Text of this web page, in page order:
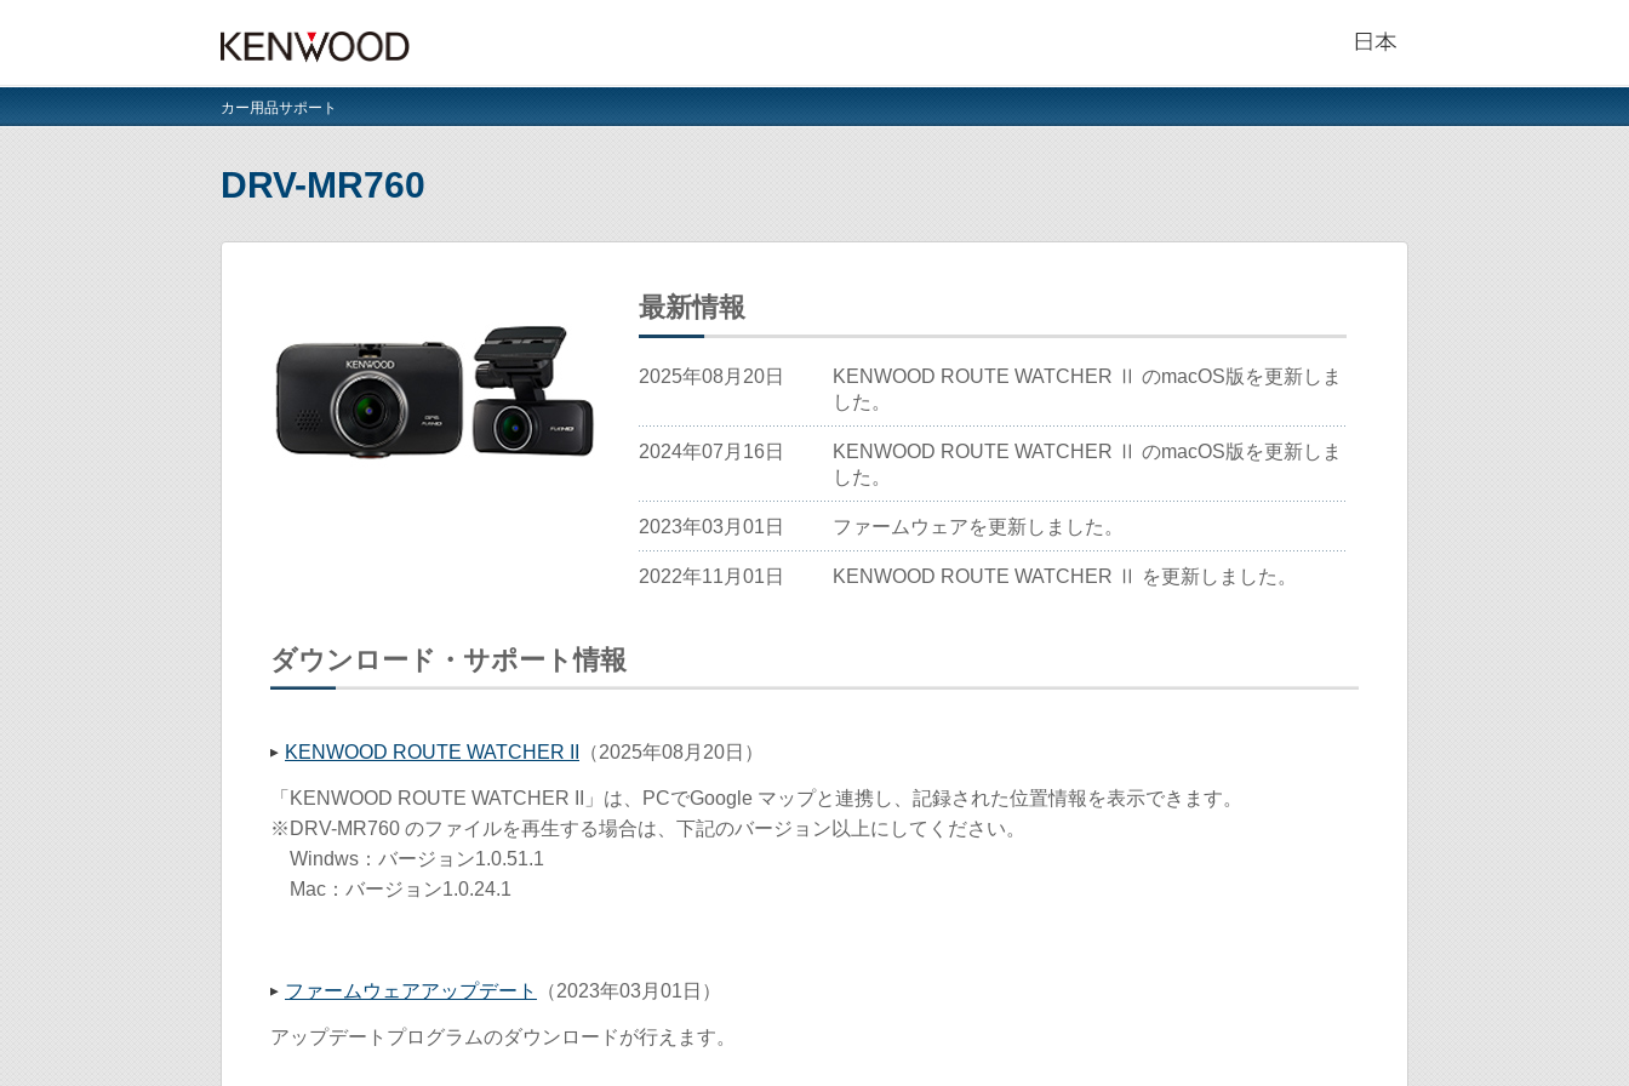
カー用品サポート
DRV-MR760
最新情報
2025年08月20日
KENWOOD ROUTE WATCHER Ⅱ のmacOS版を更新しま
した。
2024年07月16日
KENWOOD ROUTE WATCHER Ⅱ のmacOS版を更新しま
した。
2023年03月01日 ファームウェアを更新しました。
2022年11月01日 KENWOOD ROUTE WATCHER Ⅱ を更新しました。
2021年03月22日 サポートページを公開しました。
ダウンロード・サポート情報
KENWOOD ROUTE WATCHER II （2025年08月20日）
「KENWOOD ROUTE WATCHER II」は、PCでGoogle マップと連携し、記録された位置情報を表示できます。
※DRV-MR760 のファイルを再生する場合は、下記のバージョン以上にしてください。
Windws：バージョン1.0.51.1
Mac：バージョン1.0.24.1
ファームウェアアップデート （2023年03月01日）
アップデートプログラムのダウンロードが行えます。